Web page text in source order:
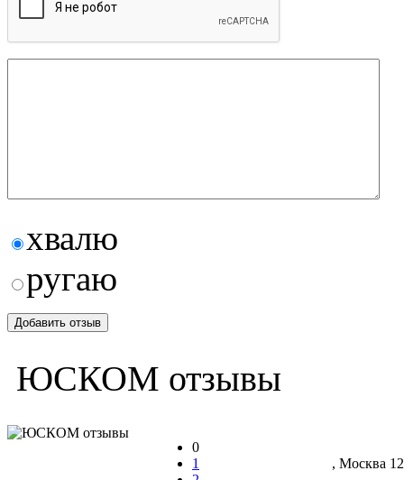
хвалю
ругаю
ЮСКОМ отзывы
0
1
, Москва